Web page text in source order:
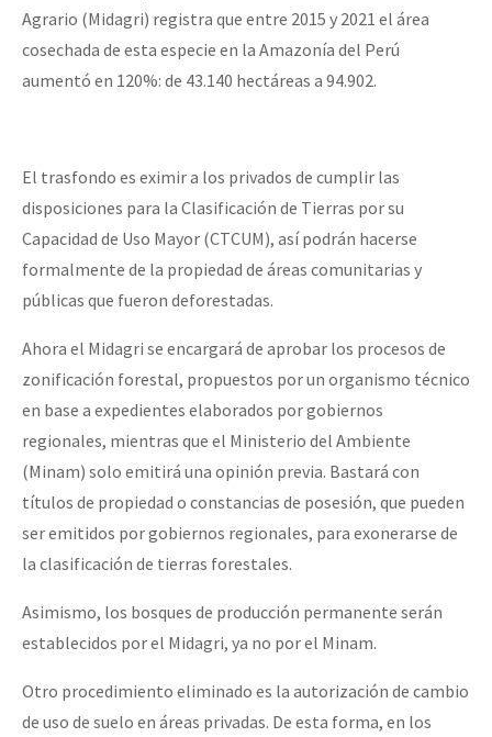
Agrario (Midagri) registra que entre 2015 y 2021 el área
cosechada de esta especie en la Amazonía del Perú
aumentó en 120%: de 43.140 hectáreas a 94.902.
El trasfondo es eximir a los privados de cumplir las
disposiciones para la Clasificación de Tierras por su
Capacidad de Uso Mayor (CTCUM), así podrán hacerse
formalmente de la propiedad de áreas comunitarias y
públicas que fueron deforestadas.
Ahora el Midagri se encargará de aprobar los procesos de
zonificación forestal, propuestos por un organismo técnico
en base a expedientes elaborados por gobiernos
regionales, mientras que el Ministerio del Ambiente
(Minam) solo emitirá una opinión previa. Bastará con
títulos de propiedad o constancias de posesión, que pueden
ser emitidos por gobiernos regionales, para exonerarse de
la clasificación de tierras forestales.
Asimismo, los bosques de producción permanente serán
establecidos por el Midagri, ya no por el Minam.
Otro procedimiento eliminado es la autorización de cambio
de uso de suelo en áreas privadas. De esta forma, en los